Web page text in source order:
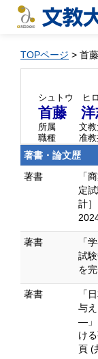
TOPページ > 首
シュトウ ヒ
首藤 洋
所属
文
職種
准
著書・論文歴
著書
「
定
計
著書
「
試
を
著書
「
与
―」
け
頁 (